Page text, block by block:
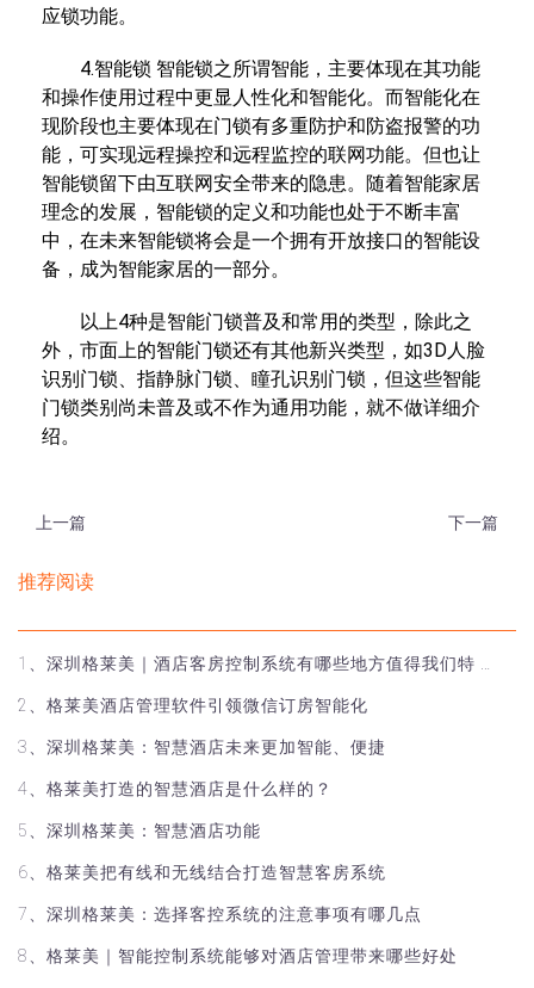
应锁功能。
4.智能锁 智能锁之所谓智能，主要体现在其功能
和操作使用过程中更显人性化和智能化。而智能化在
现阶段也主要体现在门锁有多重防护和防盗报警的功
能，可实现远程操控和远程监控的联网功能。但也让
智能锁留下由互联网安全带来的隐患。随着智能家居
理念的发展，智能锁的定义和功能也处于不断丰富
中，在未来智能锁将会是一个拥有开放接口的智能设
备，成为智能家居的一部分。
以上4种是智能门锁普及和常用的类型，除此之
外，市面上的智能门锁还有其他新兴类型，如3D人脸
识别门锁、指静脉门锁、瞳孔识别门锁，但这些智能
门锁类别尚未普及或不作为通用功能，就不做详细介
绍。
上一篇 下一篇
推荐阅读
1、深圳格莱美｜酒店客房控制系统有哪些地方值得我们特 …
2、格莱美酒店管理软件引领微信订房智能化
3、深圳格莱美：智慧酒店未来更加智能、便捷
4、格莱美打造的智慧酒店是什么样的？
5、深圳格莱美：智慧酒店功能
6、格莱美把有线和无线结合打造智慧客房系统
7、深圳格莱美：选择客控系统的注意事项有哪几点
8、格莱美｜智能控制系统能够对酒店管理带来哪些好处